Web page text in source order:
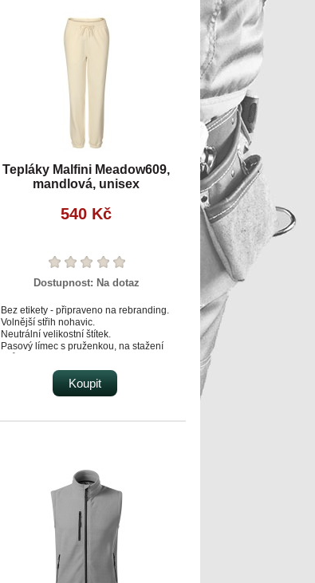
Tepláky Malfini Meadow609,
mandlová, unisex
540 Kč
Dostupnost: Na dotaz
Bez etikety - připraveno na rebranding.
Volnější střih nohavic.
Neutrální velikostní štítek.
Pasový límec s pruženkou, na stažení
Lištové kapsy v bočních švech.
Dolní lem stažený pruženkou.
Vnitřní strana počesaná.
Koupit